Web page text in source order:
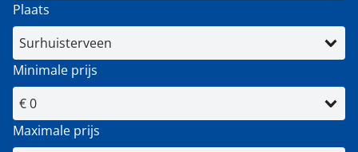
Plaats
Minimale prijs
Maximale prijs